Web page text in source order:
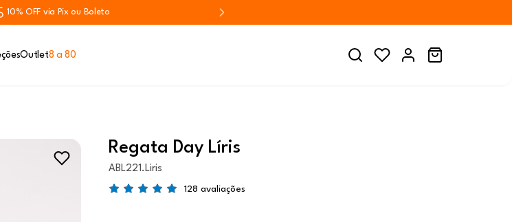
10% OFF via Pix ou Boleto
Outlet8 a 80
Regata Day Líris
ABL221.Liris
128 avaliações